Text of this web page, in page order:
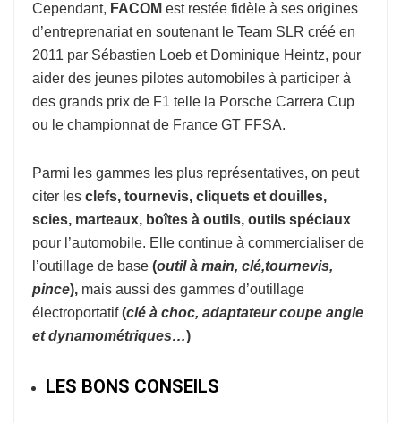
Cependant, FACOM est restée fidèle à ses origines
d’entreprenariat en soutenant le Team SLR créé en
2011 par Sébastien Loeb et Dominique Heintz, pour
aider des jeunes pilotes automobiles à participer à
des grands prix de F1 telle la Porsche Carrera Cup
ou le championnat de France GT FFSA.
Parmi les gammes les plus représentatives, on peut
citer les clefs, tournevis, cliquets et douilles,
scies, marteaux, boîtes à outils, outils spéciaux
pour l’automobile. Elle continue à commercialiser de
l’outillage de base (outil à main, clé,tournevis,
pince), mais aussi des gammes d’outillage
électroportatif (clé à choc, adaptateur coupe angle
et dynamométriques…)
LES BONS CONSEILS